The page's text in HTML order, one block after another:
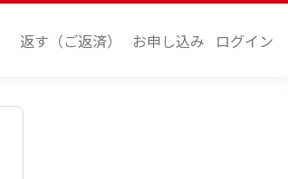
返す（ご返済） お申し込み ログイン